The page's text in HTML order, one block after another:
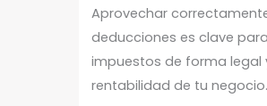
Aprovechar
deducciones es clave
impuestos de forma legal
rentabilidad de tu negocio.